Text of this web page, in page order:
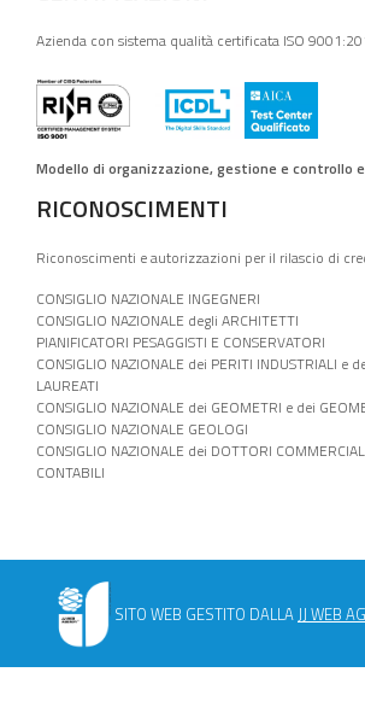
Azienda con sistema qualità certificata ISO
Modello di organizzazione, gestione e controllo
RICONOSCIMENTI
Riconoscimenti e autorizzazioni per il rilascio di
CONSIGLIO NAZIONALE INGEGNERI
CONSIGLIO NAZIONALE degli ARCHITETTI
PIANIFICATORI PESAGGISTI E CONSERVATORI
CONSIGLIO NAZIONALE dei PERITI INDUSTRIALI e
LAUREATI
CONSIGLIO NAZIONALE dei GEOMETRI e dei
CONSIGLIO NAZIONALE GEOLOGI
CONSIGLIO NAZIONALE dei DOTTORI
CONTABILI
SITO WEB GESTITO DALLA JJ WEB